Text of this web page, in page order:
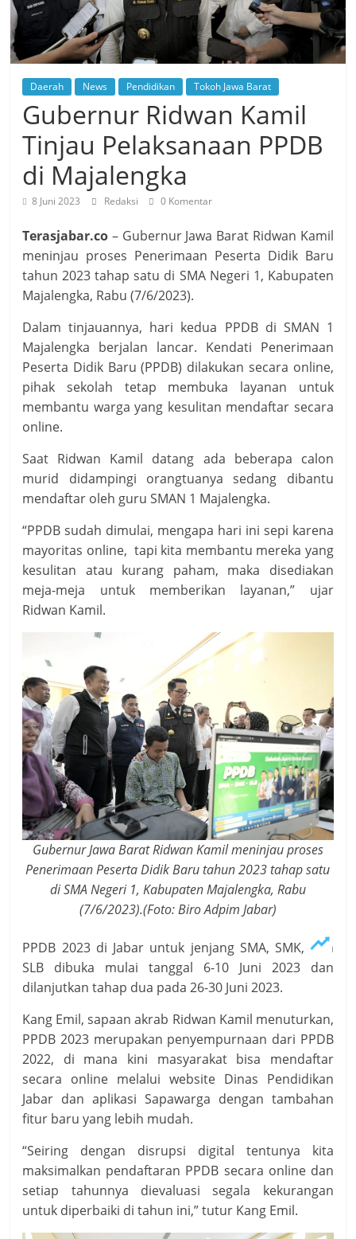
Daerah News Pendidikan Tokoh Jawa Barat
Gubernur Ridwan Kamil
Tinjau Pelaksanaan PPDB
di Majalengka
8 Juni 2023 Redaksi 0 Komentar
Terasjabar.co – Gubernur Jawa Barat Ridwan Kamil
meninjau proses Penerimaan Peserta Didik Baru
tahun 2023 tahap satu di SMA Negeri 1, Kabupaten
Majalengka, Rabu (7/6/2023).
Dalam tinjauannya, hari kedua PPDB di SMAN 1
Majalengka berjalan lancar. Kendati Penerimaan
Peserta Didik Baru (PPDB) dilakukan secara online,
pihak sekolah tetap membuka layanan untuk
membantu warga yang kesulitan mendaftar secara
online.
Saat Ridwan Kamil datang ada beberapa calon
murid didampingi orangtuanya sedang dibantu
mendaftar oleh guru SMAN 1 Majalengka.
“PPDB sudah dimulai, mengapa hari ini sepi karena
mayoritas online, tapi kita membantu mereka yang
kesulitan atau kurang paham, maka disediakan
meja-meja untuk memberikan layanan,” ujar
Ridwan Kamil.
Gubernur Jawa Barat Ridwan Kamil meninjau proses
Penerimaan Peserta Didik Baru tahun 2023 tahap satu
di SMA Negeri 1, Kabupaten Majalengka, Rabu
(7/6/2023).(Foto: Biro Adpim Jabar)
PPDB 2023 di Jabar untuk jenjang SMA, SMK, dan
SLB dibuka mulai tanggal 6-10 Juni 2023 dan
dilanjutkan tahap dua pada 26-30 Juni 2023.
Kang Emil, sapaan akrab Ridwan Kamil menuturkan,
PPDB 2023 merupakan penyempurnaan dari PPDB
2022, di mana kini masyarakat bisa mendaftar
secara online melalui website Dinas Pendidikan
Jabar dan aplikasi Sapawarga dengan tambahan
fitur baru yang lebih mudah.
“Seiring dengan disrupsi digital tentunya kita
maksimalkan pendaftaran PPDB secara online dan
setiap tahunnya dievaluasi segala kekurangan
untuk diperbaiki di tahun ini,” tutur Kang Emil.